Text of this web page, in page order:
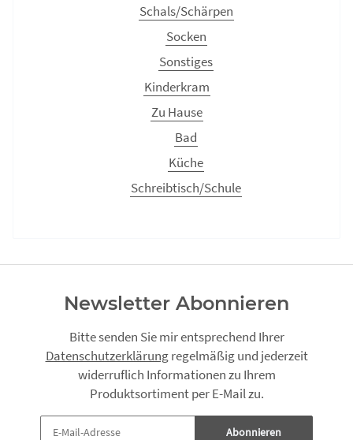
Schals/Schärpen
Socken
Sonstiges
Kinderkram
Zu Hause
Bad
Küche
Schreibtisch/Schule
Newsletter Abonnieren
Bitte senden Sie mir entsprechend Ihrer
Datenschutzerklärungregelmäßig und jederzeit
widerruflich Informationen zu Ihrem
Produktsortiment per E-Mail zu.
Abonnieren